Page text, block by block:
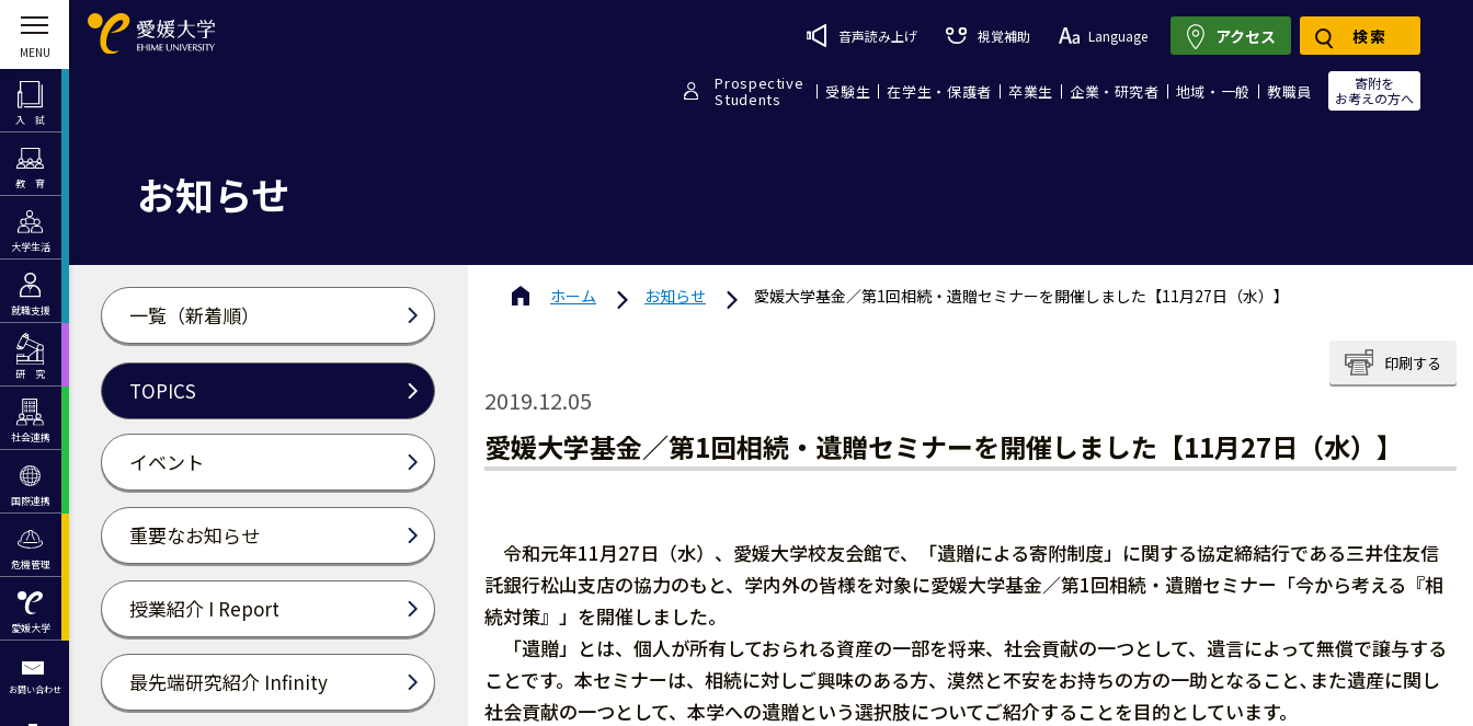
入 試
教 育
大学生活
就職支援
研 究
社会連携
国際連携
危機管理
愛媛大学
お問い合わせ
音声読み上げ 視覚補助 Language
Prospective
Students 受験生 在学生・保護者 卒業生 企業・研究者 地域・一般 教職員
寄附を
お考えの方へ
アクセス 検索
お知らせ
一覧（新着順）
TOPICS
イベント
重要なお知らせ
授業紹介 I Report
最先端研究紹介 Infinity
ホーム お知らせ 愛媛大学基金／第1回相続・遺贈セミナーを開催しました【11月27日（水）】
印刷する
2019.12.05
愛媛大学基金／第1回相続・遺贈セミナーを開催しました【11月27日（水）】
令和元年11月27日（水）、愛媛大学校友会館で、「遺贈による寄附制度」に関する協定締結行である三井住友信
託銀行松山支店の協力のもと、学内外の皆様を対象に愛媛大学基金／第1回相続・遺贈セミナー「今から考える『相
続対策』」を開催しました。
「遺贈」とは、個人が所有しておられる資産の一部を将来、社会貢献の一つとして、遺言によって無償で譲与する
ことです。本セミナーは、相続に対しご興味のある方、漠然と不安をお持ちの方の一助となること､また遺産に関し
社会貢献の一つとして、本学への遺贈という選択肢についてご紹介することを目的としています。